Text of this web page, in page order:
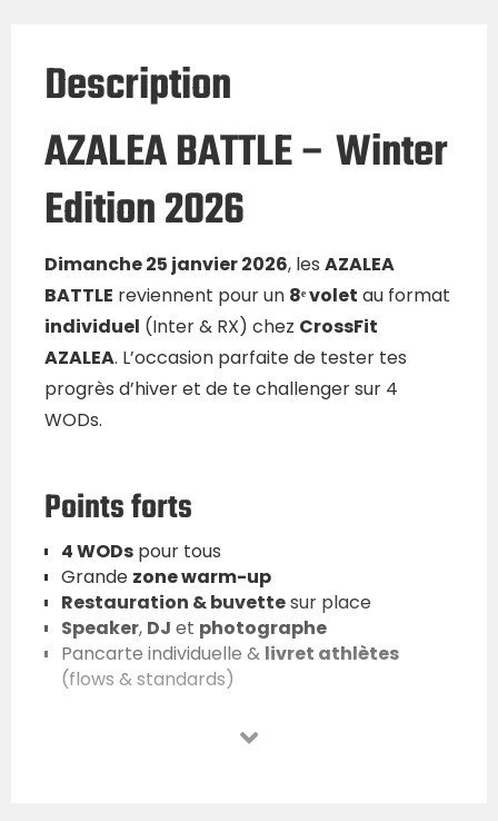
Description
AZALEA BATTLE – Winter
Edition 2026
Dimanche 25 janvier 2026, les AZALEA
BATTLE reviennent pour un 8ᵉ volet au format
individuel (Inter & RX) chez CrossFit
AZALEA. L’occasion parfaite de tester tes
progrès d’hiver et de te challenger sur 4
WODs.
Points forts
4 WODs pour tous
Grande zone warm-up
Restauration & buvettesur place
Speaker, DJ et photographe
Pancarte individuelle & livret athlètes
(flows & standards)